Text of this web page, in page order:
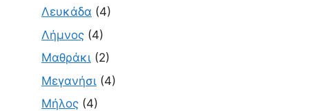
Λευκάδα (4)
Λήμνος (4)
Μαθράκι (2)
Μεγανήσι (4)
Μήλος (4)